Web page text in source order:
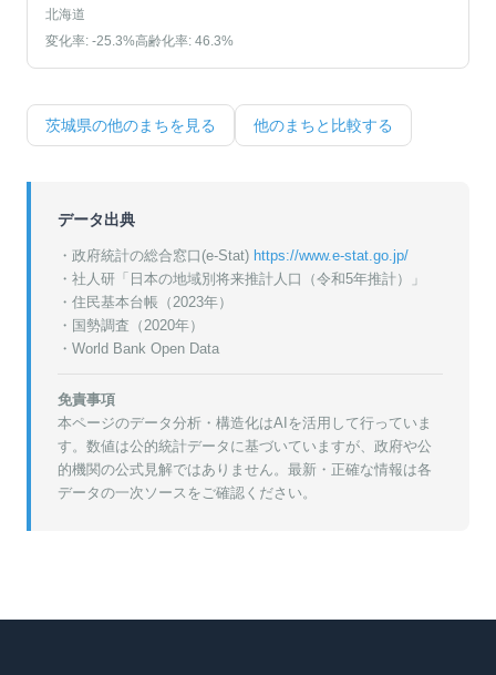
北海道
変化率: -25.3%高齢化率: 46.3%
茨城県の他のまちを見る 他のまちと比較する
データ出典
・政府統計の総合窓口(e-Stat) https://www.e-stat.go.jp/
・ 社人研「日本の地域別将来推計人口（令和5年推計）」
・ 住民基本台帳（2023年）
・ 国勢調査（2020年）
・World Bank Open Data
免責事項
本ページのデータ分析・構造化はAIを活用して行っていま
す。数値は公的統計データに基づいていますが、政府や公
的機関の公式見解ではありません。最新・正確な情報は各
データの一次ソースをご確認ください。